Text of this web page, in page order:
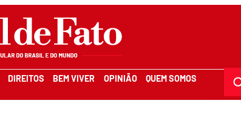
DIREITOS BEM VIVER OPINIÃO QUEM SOMOS